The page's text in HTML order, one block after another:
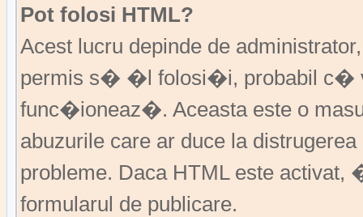
Pot folosi HTML?
Acest lucru depinde de
permis s� �l folosi�i, probabil c�
func�ioneaz�. Aceasta este o
abuzurile care ar duce la
probleme. Daca HTML este
formularul de publicare.